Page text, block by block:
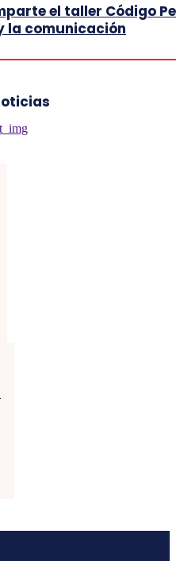
el taller Código
la comunicación